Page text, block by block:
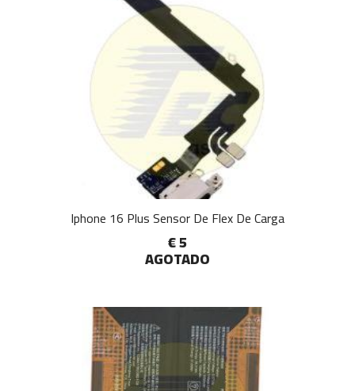
Iphone 16 Plus Sensor De Flex De Carga
€ 5
AGOTADO